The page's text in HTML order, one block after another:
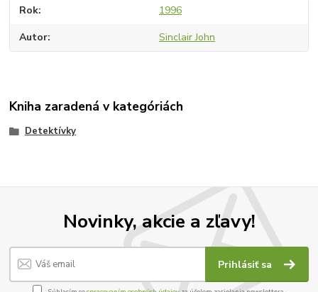
Rok 1996
Autor Sinclair John
Kniha zaradená v kategóriách
Detektívky
Novinky, akcie a zľavy!
Prihlásiť sa